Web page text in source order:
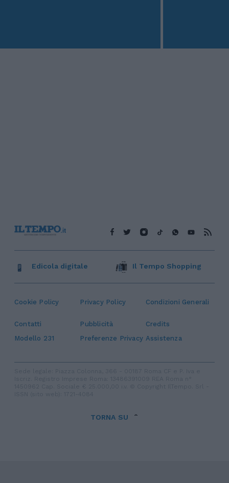
Cookie Policy Privacy Policy Condizioni Generali
Contatti Pubblicità
Credits
Modello 231
Preferenze Privacy Assistenza
Edicola digitale Il Tempo Shopping
TORNA SU